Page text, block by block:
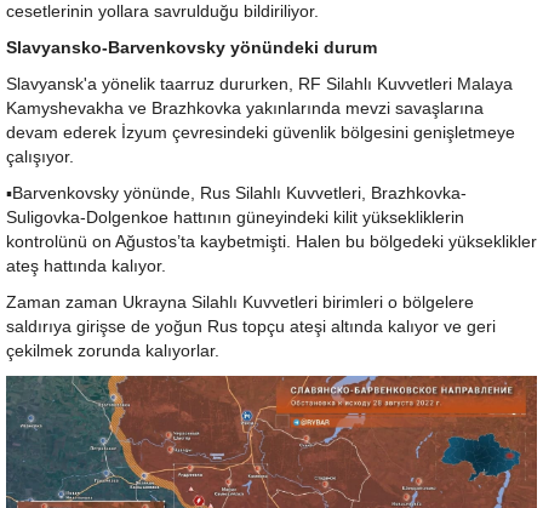
cesetlerinin yollara savrulduğu bildiriliyor.
Slavyansko-Barvenkovsky yönündeki durum
Slavyansk'a yönelik taarruz dururken, RF Silahlı Kuvvetleri Malaya
Kamyshevakha ve Brazhkovka yakınlarında mevzi savaşlarına
devam ederek İzyum çevresindeki güvenlik bölgesini genişletmeye
çalışıyor.
▪️Barvenkovsky yönünde, Rus Silahlı Kuvvetleri, Brazhkovka-
Suligovka-Dolgenkoe hattının güneyindeki kilit yüksekliklerin
kontrolünü on Ağustos’ta kaybetmişti. Halen bu bölgedeki yükseklikler
ateş hattında kalıyor.
Zaman zaman Ukrayna Silahlı Kuvvetleri birimleri o bölgelere
saldırıya girişse de yoğun Rus topçu ateşi altında kalıyor ve geri
çekilmek zorunda kalıyorlar.